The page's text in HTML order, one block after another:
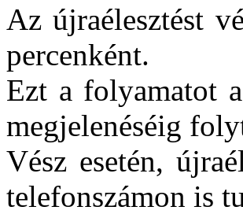
Az újraélesztést
percenként.
Ezt a folyamatot
megjelenéséig
Vész esetén,
telefonszámon is